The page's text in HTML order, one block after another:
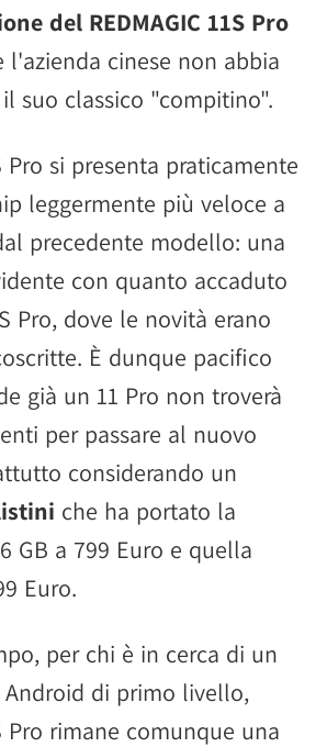
del REDMAGIC 11S Pro
l'azienda cinese non abbia
suo classico "compitino".
Pro si presenta praticamente
leggermente più veloce a
precedente modello: una
con quanto accaduto
Pro, dove le novità erano
È dunque pacifico
già un 11 Pro non troverà
per passare al nuovo
considerando un
che ha portato la
GB a 799 Euro e quella
Euro.
per chi è in cerca di un
di primo livello,
Pro rimane comunque una